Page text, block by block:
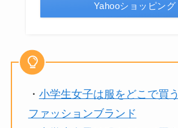
Yahooショッピング
・ 小学生女子は服をどこで買
ファッションブランド